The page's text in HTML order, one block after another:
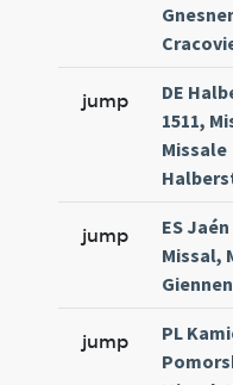
jump
DE
1511,
Missale
jump
ES Jaén
Missal,
jump
PL